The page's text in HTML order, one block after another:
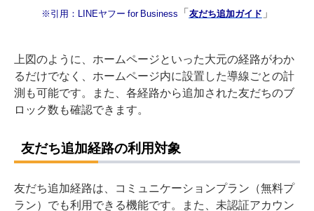
※引用：LINEヤフー for Business 「 友だち追加ガイド 」
上図のように、ホームページといった大元の経路がわか
るだけでなく、ホームページ内に設置した導線ごとの計
測も可能です。
また、各経路から追加された友だちのブ
ロック数も確認できます。
友だち追加経路の利用対象
友だち追加経路は、コミュニケーションプラン（無料プ
ラン）でも利用できる機能です。
また、未認証アカウン